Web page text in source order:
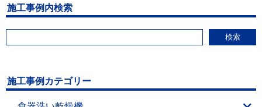
施工事例内検索
検索
施工事例カテゴリー